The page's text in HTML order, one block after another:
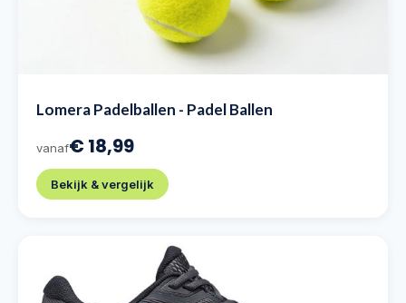
Lomera Padelballen - Padel Ballen
vanaf€ 18,99
Bekijk & vergelijk